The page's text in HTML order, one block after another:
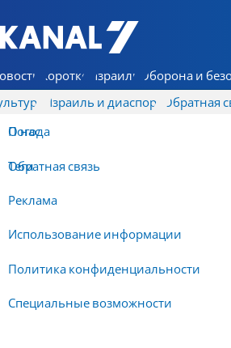
7 КАНАЛ - Аруц Шева
Коротко Израиль Оборона и
Израиль и диаспора Обратная
О нас
Обратная связь
Реклама
Использование информации
Политика конфиденциальности
Специальные возможности
Погода
Теги